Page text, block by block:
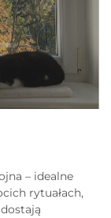
– idealne
rytuałach,